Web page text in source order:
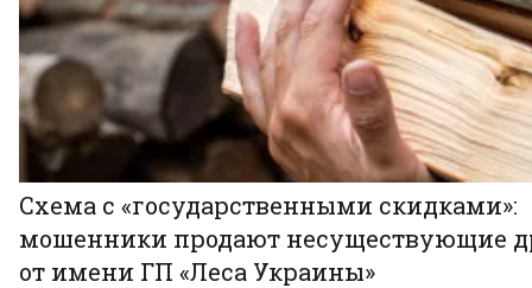
Схема с «государственными скидками»:
мошенники продают несуществующие
от имени ГП «Леса Украины»